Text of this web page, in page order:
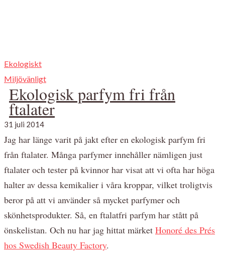
Ekologiskt
Miljövänligt
Ekologisk parfym fri från
ftalater
31 juli 2014
Jag har länge varit på jakt efter en ekologisk parfym fri
från ftalater. Många parfymer innehåller nämligen just
ftalater och tester på kvinnor har visat att vi ofta har höga
halter av dessa kemikalier i våra kroppar, vilket troligtvis
beror på att vi använder så mycket parfymer och
skönhetsprodukter. Så, en ftalatfri parfym har stått på
önskelistan. Och nu har jag hittat märket Honoré des Prés
hos Swedish Beauty Factory.